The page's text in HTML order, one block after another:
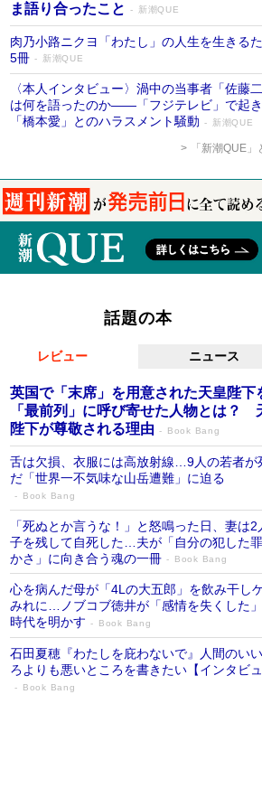
ま語り合ったこと
新潮QUE
肉乃小路ニクヨ「わたし」の人生を生きる
5冊
新潮QUE
〈本人インタビュー〉渦中の当事者「佐藤二
は何を語ったのか――「フジテレビ」で起
「橋本愛」とのハラスメント騒動
新潮QUE
「新潮QUE」
話題の本
レビュー ニュース
英国で「末席」を用意された天皇陛下
「最前列」に呼び寄せた人物とは？
陛下が尊敬される理由
Book Bang
舌は欠損、衣服には高放射線…9人の若者が
だ「世界一不気味な山岳遭難」に迫る
Book Bang
「死ぬとか言うな！」と怒鳴った日、妻は2
子を残して自死した…夫が「自分の犯した
かさ」に向き合う魂の一冊
Book Bang
心を病んだ母が「4Lの大五郎」を飲み干し
みれに…ノブコブ徳井が「感情を失くした
時代を明かす
Book Bang
石田夏穂『わたしを庇わないで』人間のい
ろよりも悪いところを書きたい【インタビュ
Book Bang